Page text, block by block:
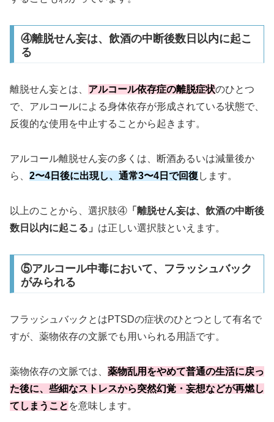
④離脱せん妄は、飲酒の中断後数日以内に起こ
る
離脱せん妄とは、 アルコール依存症の離脱症状のひとつ
で、アルコールによる身体依存が形成されている状態で、
反復的な使用を中止することから起きます。
アルコール離脱せん妄の多くは、断酒あるいは減量後か
ら、 2〜4日後に出現し、通常3〜4日で回復 します。
以上のことから、選択肢④ 「離脱せん妄は、飲酒の中断後
数日以内に起こる」 は正しい選択肢といえます。
⑤アルコール中毒において、フラッシュバック
がみられる
フラッシュバックとはPTSDの症状のひとつとして有名で
すが、薬物依存の文脈でも用いられる用語です。
薬物依存の文脈では、 薬物乱用をやめて普通の生活に戻っ
た後に、些細なストレスから突然幻覚・妄想などが再燃し
てしまうこと を意味します。